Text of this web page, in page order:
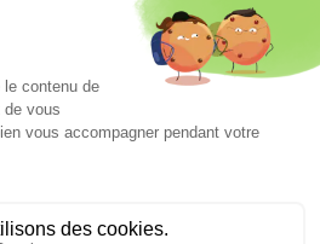
données personnelles